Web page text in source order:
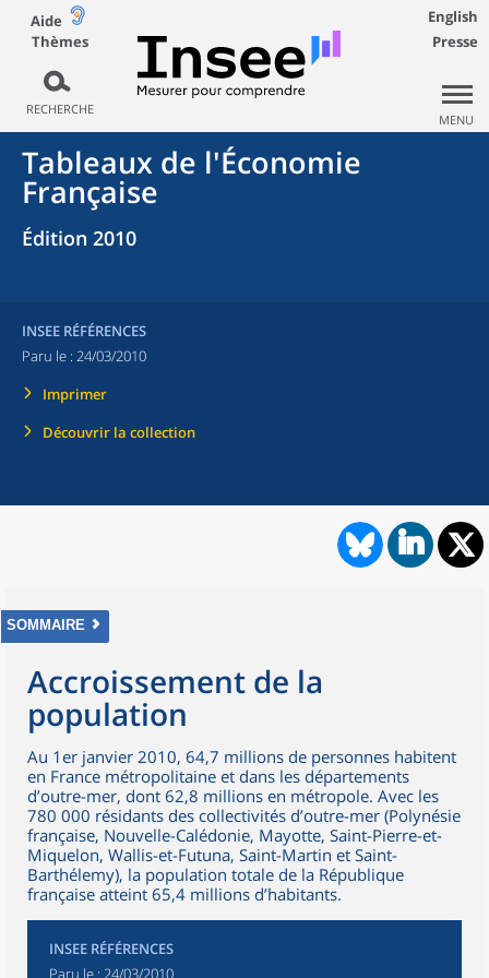
Aide
Thèmes
RECHERCHE
English
Presse
MENU
Tableaux de l'Économie
Française
Édition 2010
INSEE RÉFÉRENCES
Paru le : 24/03/2010
Imprimer
Découvrir la collection
SOMMAIRE
Accroissement de la
population
Au 1er janvier 2010, 64,7 millions de personnes habitent
en France métropolitaine et dans les départements
d’outre-mer, dont 62,8 millions en métropole. Avec les
780 000 résidants des collectivités d’outre-mer (Polynésie
française, Nouvelle-Calédonie, Mayotte, Saint-Pierre-et-
Miquelon, Wallis-et-Futuna, Saint-Martin et Saint-
Barthélemy), la population totale de la République
française atteint 65,4 millions d’habitants.
INSEE RÉFÉRENCES
Paru le : 24/03/2010